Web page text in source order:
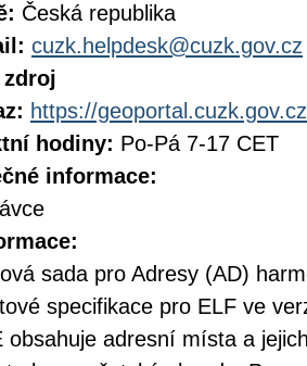
Česká republika
cuzk.helpdesk@cuzk.gov.cz
https://geoportal.cuzk.gov.cz
hodiny: Po-Pá 7-17 CET
informace:
sada pro Adresy (AD)
specifikace pro ELF ve
obsahuje adresní místa a